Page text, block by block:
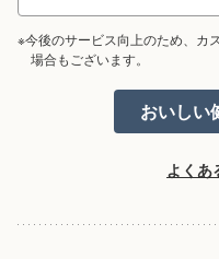
※今後のサービス向上のため、カ
場合もございます。
よくあ